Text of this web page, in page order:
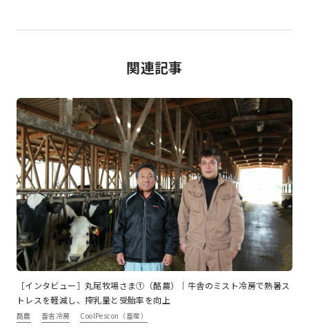
関連記事
［インタビュー］丸尾牧場さま①（酪農）｜牛舎のミスト冷房で熱暑ス
トレスを軽減し、搾乳量と受胎率を向上
酪農 畜舎冷房 CoolPescon（畜産）